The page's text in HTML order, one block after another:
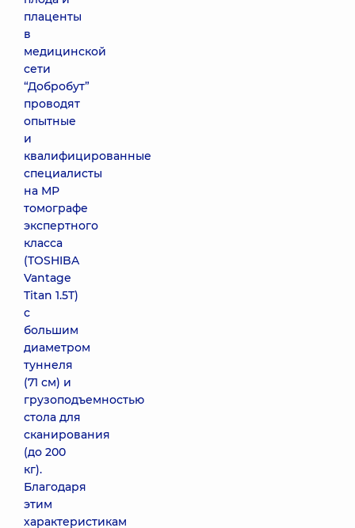
плаценты
в
медицинской
сети
“Добробут”
проводят
опытные
и
квалифицированные
специалисты
на МР
томографе
экспертного
класса
(TOSHIBA
Vantage
Titan 1.5T)
с
большим
диаметром
туннеля
(71 см) и
грузоподъемностью
стола для
сканирования
(до 200
кг).
Благодаря
этим
характеристикам